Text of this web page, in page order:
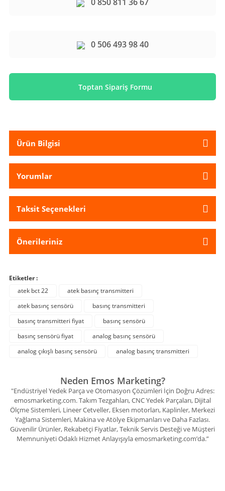
0 506 493 98 40
Toptan Sipariş Formu
Ürün Bilgisi
Yorumlar
Taksit Seçenekleri
Önerileriniz
Etiketler :
atek bct 22
atek basınç transmitteri
atek basınç sensörü
basınç transmitteri
basınç transmitteri fiyat
basınç sensörü
basınç sensörü fiyat
analog basınç sensörü
analog çıkışlı basınç sensörü
analog basınç transmitteri
Neden Emos Marketing?
"Endüstriyel Yedek Parça ve Otomasyon Çözümleri İçin Doğru Adres:
emosmarketing.com. Takım Tezgahları, CNC Yedek Parçaları, Dijital
Ölçme Sistemleri, Lineer Cetveller, Eksen motorları, Kaplinler, Merkezi
Yağlama Sistemleri, Makina ve Atölye Ekipmanları ve Daha Fazlası.
Güvenilir Ürünler, Rekabetçi Fiyatlar, Teknik Servis Desteği ve Müşteri
Memnuniyeti Odaklı Hizmet Anlayışıyla emosmarketing.com’da.”